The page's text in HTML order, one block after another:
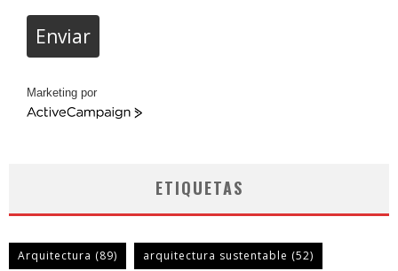
Enviar
Marketing por
ActiveCampaign
ETIQUETAS
Arquitectura (89) arquitectura sustentable (52)